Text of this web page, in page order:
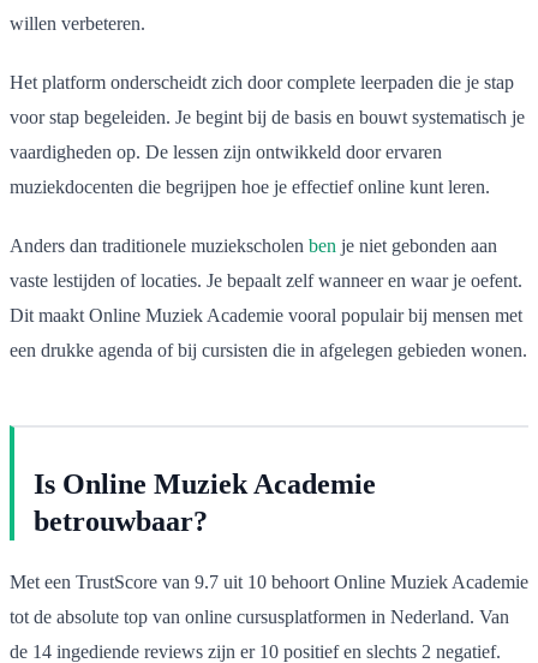
willen verbeteren.
Het platform onderscheidt zich door complete leerpaden die je stap
voor stap begeleiden. Je begint bij de basis en bouwt systematisch je
vaardigheden op. De lessen zijn ontwikkeld door ervaren
muziekdocenten die begrijpen hoe je effectief online kunt leren.
Anders dan traditionele muziekscholen ben je niet gebonden aan
vaste lestijden of locaties. Je bepaalt zelf wanneer en waar je oefent.
Dit maakt Online Muziek Academie vooral populair bij mensen met
een drukke agenda of bij cursisten die in afgelegen gebieden wonen.
Is Online Muziek Academie
betrouwbaar?
Met een TrustScore van 9.7 uit 10 behoort Online Muziek Academie
tot de absolute top van online cursusplatformen in Nederland. Van
de 14 ingediende reviews zijn er 10 positief en slechts 2 negatief.